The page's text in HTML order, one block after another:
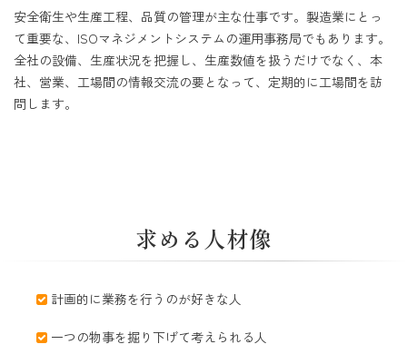
安全衛生や生産工程、品質の管理が主な仕事です。製造業にとっ
て重要な、ISOマネジメントシステムの運用事務局でもあります。
全社の設備、生産状況を把握し、生産数値を扱うだけでなく、本
社、営業、工場間の情報交流の要となって、定期的に工場間を訪
問します。
求める人材像
計画的に業務を行うのが好きな人
一つの物事を掘り下げて考えられる人